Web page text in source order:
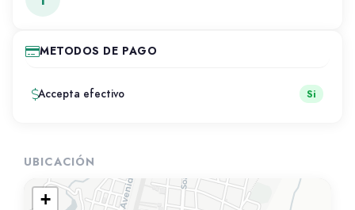
METODOS DE PAGO
Accepta efectivo Si
UBICACIÓN
+